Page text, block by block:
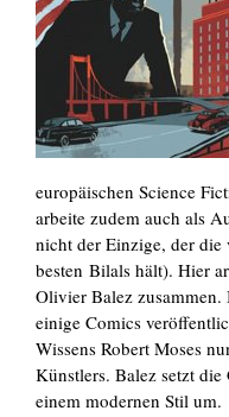
europäischen Science
arbeite zudem auch als
nicht der Einzige, der
besten Bilals hält). Hier
Olivier Balez
einige Comics
Wissens Robert Moses
Künstlers. Balez setzt
einem modernen Stil um.